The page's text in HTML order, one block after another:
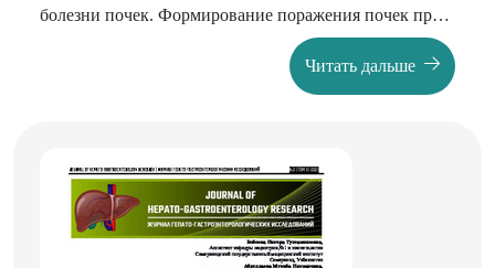
болезни почек. Формирование поражения почек при
ожирении связано с нарушением продукции
адипокинов, активацией ренин-ангиотензиновой
системы, хроническим воспалением, дислипидемией,
Длительное воздействие данных факторов ведет к
развитию гломерулосклероза и хронической почечной
недостаточности.
Выявление ранних признаков и биомаркеров
Читать дальше